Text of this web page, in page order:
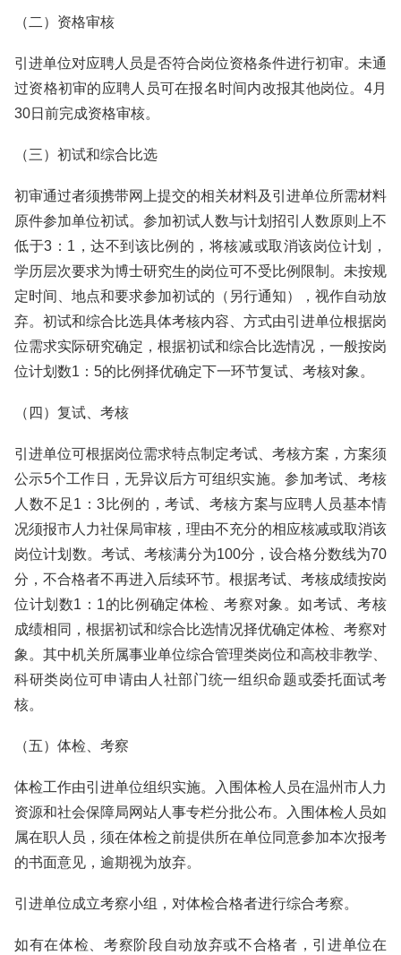
（二）资格审核
引进单位对应聘人员是否符合岗位资格条件进行初审。未通
过资格初审的应聘人员可在报名时间内改报其他岗位。4月
30日前完成资格审核。
（三）初试和综合比选
初审通过者须携带网上提交的相关材料及引进单位所需材料
原件参加单位初试。参加初试人数与计划招引人数原则上不
低于3：1，达不到该比例的，将核减或取消该岗位计划，
学历层次要求为博士研究生的岗位可不受比例限制。未按规
定时间、地点和要求参加初试的（另行通知），视作自动放
弃。初试和综合比选具体考核内容、方式由引进单位根据岗
位需求实际研究确定，根据初试和综合比选情况，一般按岗
位计划数1：5的比例择优确定下一环节复试、考核对象。
（四）复试、考核
引进单位可根据岗位需求特点制定考试、考核方案，方案须
公示5个工作日，无异议后方可组织实施。参加考试、考核
人数不足1：3比例的，考试、考核方案与应聘人员基本情
况须报市人力社保局审核，理由不充分的相应核减或取消该
岗位计划数。考试、考核满分为100分，设合格分数线为70
分，不合格者不再进入后续环节。根据考试、考核成绩按岗
位计划数1：1的比例确定体检、考察对象。如考试、考核
成绩相同，根据初试和综合比选情况择优确定体检、考察对
象。其中机关所属事业单位综合管理类岗位和高校非教学、
科研类岗位可申请由人社部门统一组织命题或委托面试考
核。
（五）体检、考察
体检工作由引进单位组织实施。入围体检人员在温州市人力
资源和社会保障局网站人事专栏分批公布。入围体检人员如
属在职人员，须在体检之前提供所在单位同意参加本次报考
的书面意见，逾期视为放弃。
引进单位成立考察小组，对体检合格者进行综合考察。
如有在体检、考察阶段自动放弃或不合格者，引进单位在